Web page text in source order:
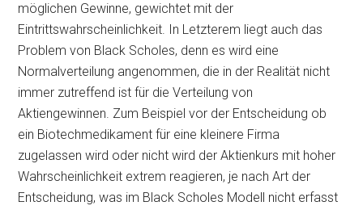
möglichen Gewinne, gewichtet mit der
Eintrittswahrscheinlichkeit. In Letzterem liegt auch das
Problem von Black Scholes, denn es wird eine
Normalverteilung angenommen, die in der Realität nicht
immer zutreffend ist für die Verteilung von
Aktiengewinnen. Zum Beispiel vor der Entscheidung ob
ein Biotechmedikament für eine kleinere Firma
zugelassen wird oder nicht wird der Aktienkurs mit hoher
Wahrscheinlichkeit extrem reagieren, je nach Art der
Entscheidung, was im Black Scholes Modell nicht erfasst